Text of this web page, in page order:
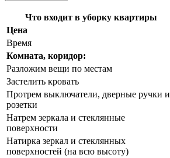
Что входит в уборку квартиры
Цена
Время
Комната, коридор:
Разложим вещи по местам
Застелить кровать
Протрем выключатели, дверные ручки и
розетки
Натрем зеркала и стеклянные
поверхности
Натирка зеркал и стеклянных
поверхностей (на всю высоту)